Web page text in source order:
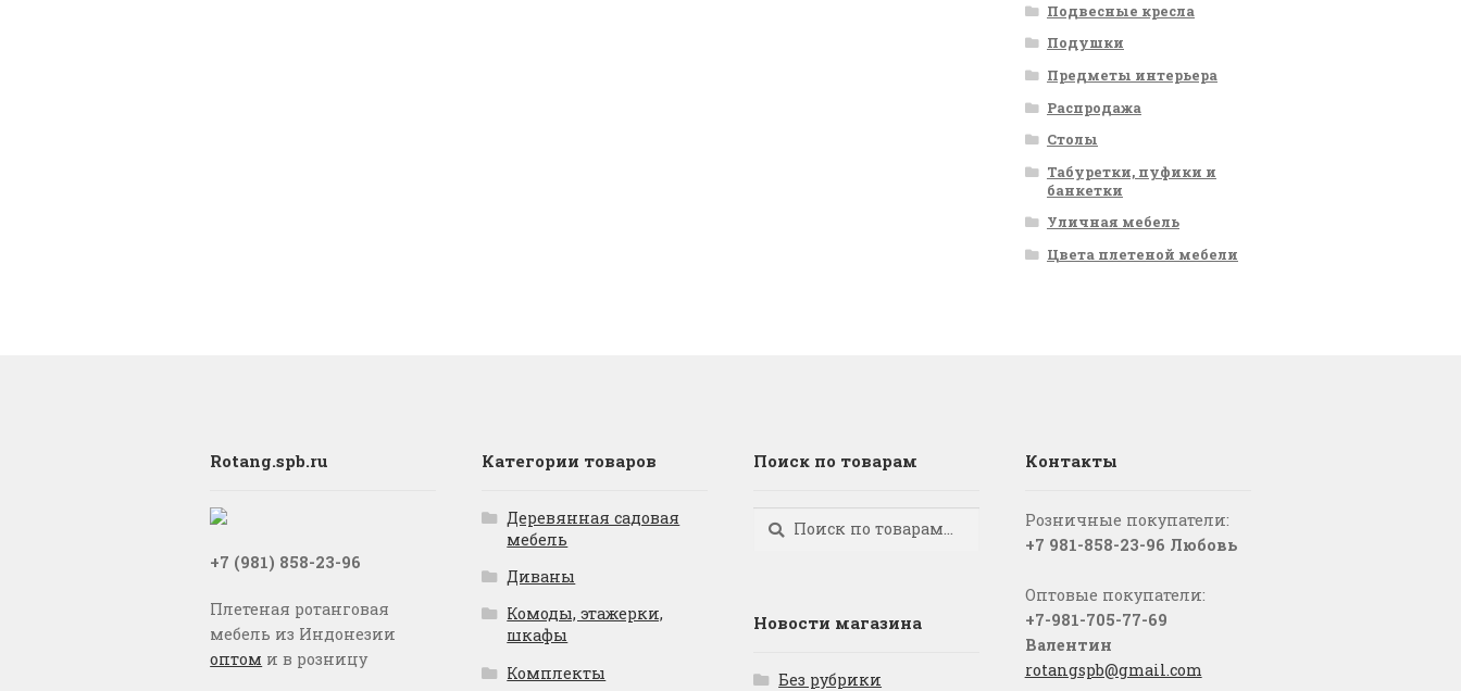
Подвесные кресла
Подушки
Предметы интерьера
Распродажа
Столы
Табуретки, пуфики и
банкетки
Уличная мебель
Цвета плетеной мебели
Rotang.spb.ru
+7 (981) 858-23-96
Плетеная ротанговая
мебель из Индонезии
оптом и в розницу
Категории товаров
Деревянная садовая
мебель
Диваны
Комоды, этажерки,
шкафы
Комплекты
Поиск по товарам
Искать:
Поиск
Новости магазина
Без рубрики
Контакты
Розничные покупатели:
+7 981-858-23-96 Любовь
Оптовые покупатели:
+7-981-705-77-69
Валентин
rotangspb@gmail.com